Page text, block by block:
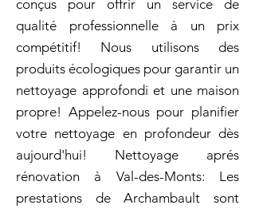
conçus pour offrir un service de
qualité professionnelle à un prix
compétitif! Nous utilisons des
produits écologiques pour garantir un
nettoyage approfondi et une maison
propre! Appelez-nous pour planifier
votre nettoyage en profondeur dès
aujourd'hui! Nettoyage aprés
rénovation à Val-des-Monts: Les
prestations de Archambault sont